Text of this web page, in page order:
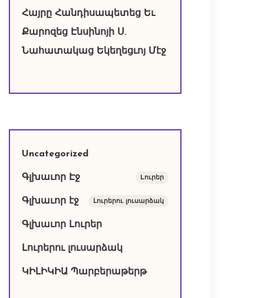
Հայրը Հանդիսապետեց Եւ
Քարոզեց Էնսինոյի Ս.
Նահատակաց Եկեղեցւոյ Մէջ
Uncategorized
Գլխաւոր Էջ Lուրեր
Գլխաւոր էջ Լուրերու լուսարձակ
Գլխաւոր Լուրեր
Լուրերու լուսարձակ
ԿԻԼԻԿԻԱ Պարբերաթերթ